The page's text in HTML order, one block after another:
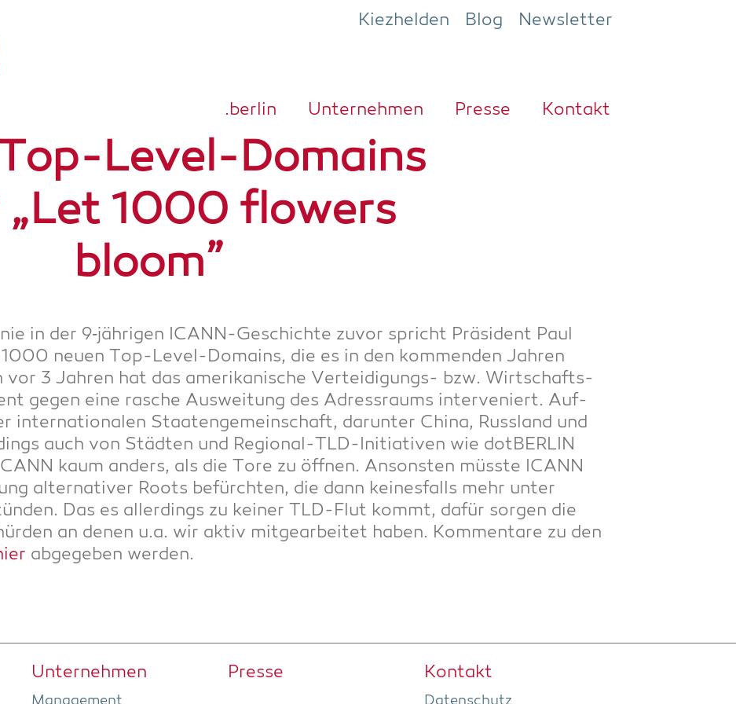
Kiezhelden Blog Newsletter
.ber­lin Unter­neh­men Pres­se Kon­takt
Level-Domains
„Let 1000 flowers
bloom”
in der 9‑jährigen ICANN-Geschich­te zuvor spricht Prä­si­dent Paul
neu­en Top-Level-Domains, die es in den kom­men­den Jah­ren
vor 3 Jah­ren hat das ame­ri­ka­ni­sche Ver­tei­di­gungs- bzw. Wirt­schafts­
gegen eine rasche Aus­wei­tung des Adress­raums inter­ve­niert. Auf­
inter­na­tio­na­len Staa­ten­ge­mein­schaft, dar­un­ter Chi­na, Russ­land und
auch von Städ­ten und Regio­nal-TLD-Initia­ti­ven wie dot­BER­LIN
kaum anders, als die Tore zu öff­nen. Ansons­ten müss­te ICANN
alter­na­ti­ver Roots befürch­ten, die dann kei­nes­falls mehr unter
Das es aller­dings zu kei­ner TLD-Flut kommt, dafür sor­gen die
an denen u.a. wir aktiv mit­ge­ar­bei­tet haben. Kom­men­ta­re zu den
abge­ge­ben werden.
Unter­neh­men
Manage­ment
Pres­se Kon­takt
Daten­schutz